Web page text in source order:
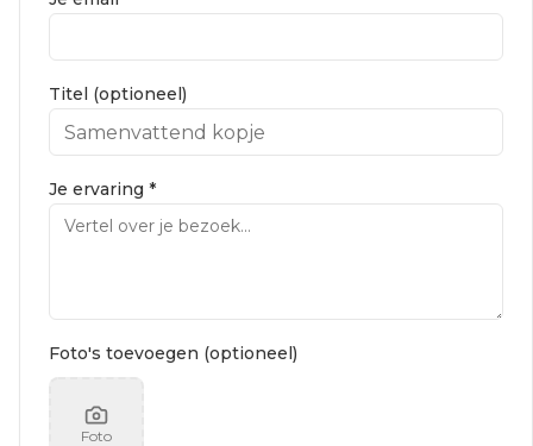
Titel (optioneel)
Je ervaring *
Foto's toevoegen (optioneel)
Foto